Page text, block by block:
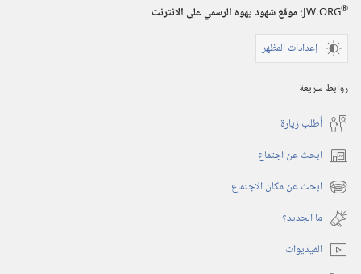
JW.ORG®
:‏ موقع شهود يهوه الرسمي على الانترنت
إعدادات المظهر
روابط سريعة
أُطلب زيارة
ابحث عن اجتماع (يفتح
نافذة ابحث عن مكان الاجتماع (يفتح
نافذة
جديدة)
ما الجديد؟‏
الفيديوات